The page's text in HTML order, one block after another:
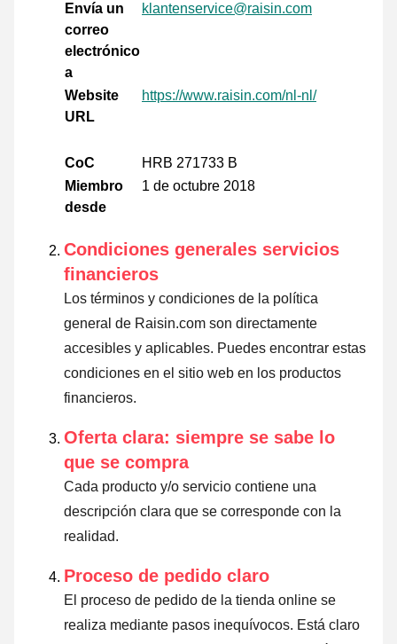
Envía un
correo
electrónico
a
klantenservice@raisin.com
Website
URL
https://www.raisin.com/nl-nl/
CoC
HRB 271733 B
Miembro
desde
1 de octubre 2018
Condiciones generales servicios
financieros
Los términos y condiciones de la política
general de Raisin.com son directamente
accesibles y aplicables. Puedes encontrar estas
condiciones en el sitio web en los productos
financieros.
Oferta clara: siempre se sabe lo
que se compra
Cada producto y/o servicio contiene una
descripción clara que se corresponde con la
realidad.
Proceso de pedido claro
El proceso de pedido de la tienda online se
realiza mediante pasos inequívocos. Está claro